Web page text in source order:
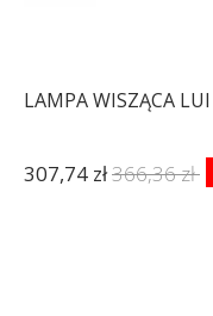
LAMPA WISZĄCA
307,74 zł366,36 zł